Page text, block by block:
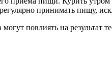
принимать пищу,
повлиять на результат